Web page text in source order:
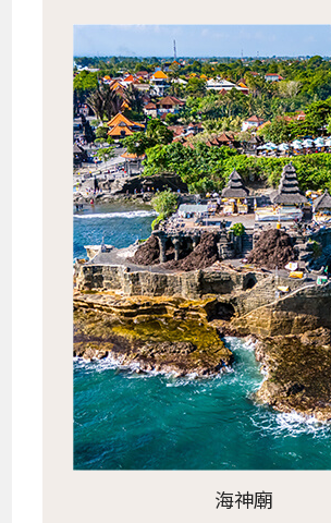
海神廟